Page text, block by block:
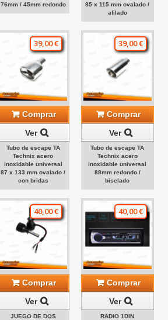
76mm / 45mm redondo
85 x 115 mm ovalado /
afilado
39,00 €
Comprar
Ver
Tubo de escape TA
Technix acero
inoxidable universal
87 x 133 mm ovalado /
con bridas
39,00 €
Comprar
Ver
Tubo de escape TA
Technix acero
inoxidable universal
88mm redondo /
biselado
40,00 €
Comprar
Ver
JUEGO DE DOS
40,00 €
Comprar
Ver
RADIO 1DIN